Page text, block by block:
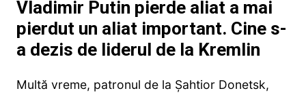
Vladimir Putin pierde aliat a mai
pierdut un aliat important. Cine s-
a dezis de liderul de la Kremlin
Multă vreme, patronul de la Șahtior Donetsk,